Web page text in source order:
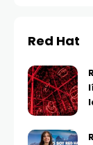
Red Hat